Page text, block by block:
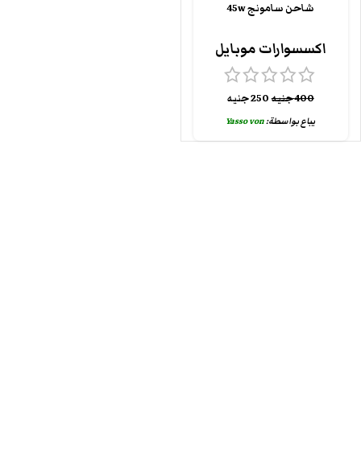
شاحن سامونج 45w
اكسسوارات موبايل
400جنيه250جنيه
يباع بواسطة:Yasso von